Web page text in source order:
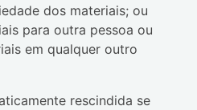
dos materiais; ou
para outra pessoa ou
em qualquer outro
rescindida se